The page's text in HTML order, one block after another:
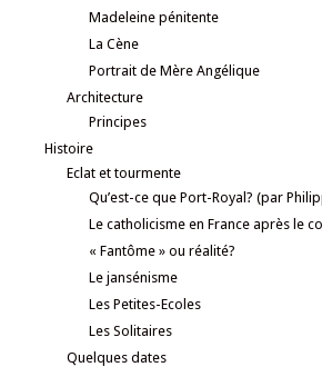
Madeleine pénitente
La Cène
Portrait de Mère Angélique
Architecture
Principes
Histoire
Eclat et tourmente
Qu’est-ce que Port-Royal? (par
Le catholicisme en France après le
« Fantôme » ou réalité?
Le jansénisme
Les Petites-Ecoles
Les Solitaires
Quelques dates